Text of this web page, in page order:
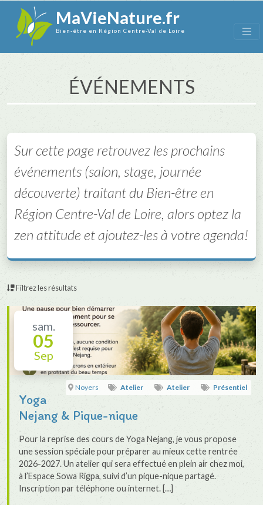
MaVieNature.fr
Bien-être en Région Centre-Val de Loire
ÉVÉNEMENTS
Sur cette page retrouvez les prochains
événements (salon, stage, journée
découverte) traitant du Bien-être en
Région Centre-Val de Loire, alors optez la
zen attitude et ajoutez-les à votre agenda!
Filtrez les résultats
sam.
05
Sep
Noyers Atelier Atelier Présentiel
Yoga
Nejang & Pique-nique
Pour la reprise des cours de Yoga Nejang, je vous propose
une session spéciale pour préparer au mieux cette rentrée
2026-2027. Un atelier qui sera effectué en plein air chez moi,
à l’Espace Sowa Rigpa, suivi d’un pique-nique partagé.
Inscription par téléphone ou internet. […]